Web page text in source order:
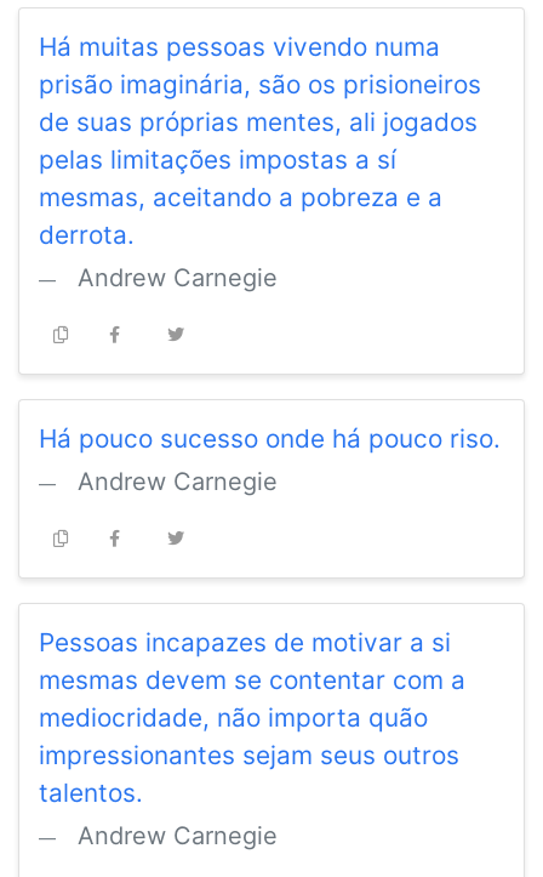
Há muitas pessoas vivendo numa
prisão imaginária, são os prisioneiros
de suas próprias mentes, ali jogados
pelas limitações impostas a sí
mesmas, aceitando a pobreza e a
derrota.
Andrew Carnegie
Há pouco sucesso onde há pouco riso.
Andrew Carnegie
Pessoas incapazes de motivar a si
mesmas devem se contentar com a
mediocridade, não importa quão
impressionantes sejam seus outros
talentos.
Andrew Carnegie